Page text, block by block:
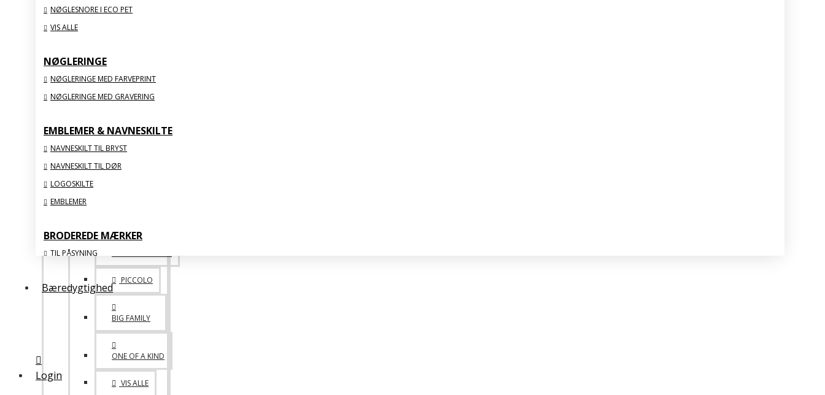
NØGLESNORE I ECO PET
VIS ALLE
NØGLERINGE
NØGLERINGE MED FARVEPRINT
NØGLERINGE MED GRAVERING
EMBLEMER & NAVNESKILTE
NAVNESKILT TIL BRYST
NAVNESKILT TIL DØR
LOGOSKILTE
EMBLEMER
BRODEREDE MÆRKER
TIL PÅSYNING
MED STRYGEBAGSIDE
ORGANISKE
MED FLOSSSEDE KANTER
LIDT BLANDET
Bæredygtighed
Login
ONE OF A KIND
ACRYLIC
VIS ALLE
PICCOLO
BIG FAMILY
ONE OF A KIND
VIS ALLE